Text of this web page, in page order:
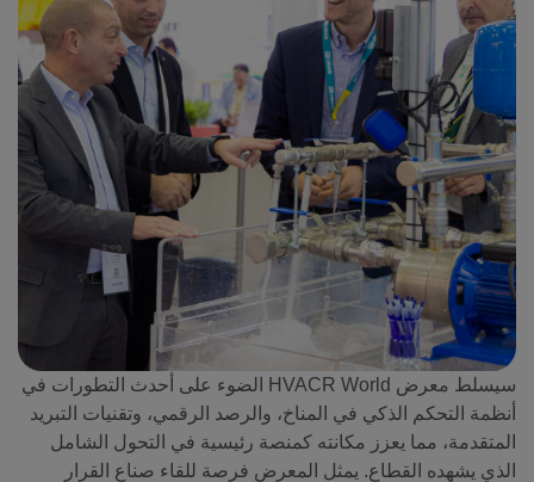
سيسلط معرض HVACR World الضوء على أحدث التطورات في
أنظمة التحكم الذكي في المناخ، والرصد الرقمي، وتقنيات التبريد
المتقدمة، مما يعزز مكانته كمنصة رئيسية في التحول الشامل
الذي يشهده القطاع. يمثل المعرض فرصة للقاء صناع القرار